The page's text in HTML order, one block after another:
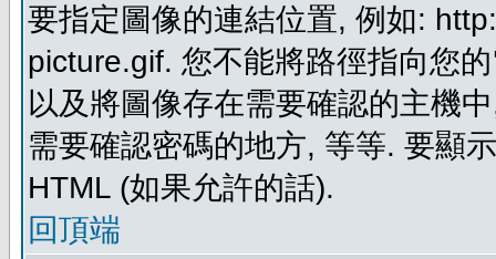
要指定圖像的連結位置, 例如:
picture.gif. 您不能將路徑指向您
以及將圖像存在需要確認的主機
需要確認密碼的地方, 等等. 要顯
HTML (如果允許的話).
回頂端